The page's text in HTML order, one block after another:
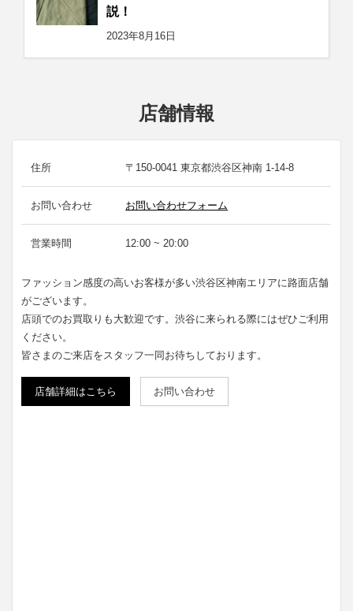
説！
2023年8月16日
店舗情報
住所 〒150-0041 東京都渋谷区神南 1-14-8
お問い合わせ お問い合わせフォーム
営業時間 12:00 ~ 20:00
ファッション感度の高いお客様が多い渋谷区神南エリアに路面店舗
がございます。
店頭でのお買取りも大歓迎です。渋谷に来られる際にはぜひご利用
ください。
皆さまのご来店をスタッフ一同お待ちしております。
店舗詳細はこちら お問い合わせ